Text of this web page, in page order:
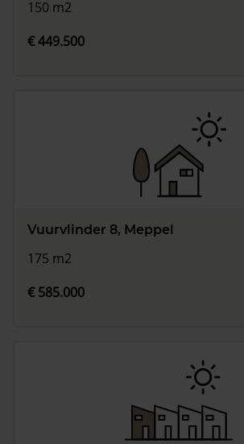
150 m2
€ 449.500
Vuurvlinder 8, Meppel
175 m2
€ 585.000